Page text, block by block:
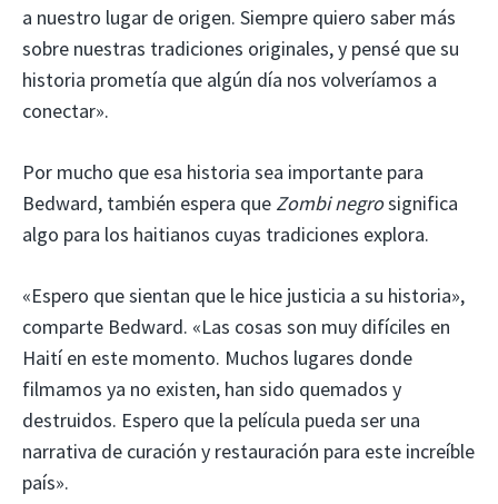
a nuestro lugar de origen. Siempre quiero saber más
sobre nuestras tradiciones originales, y pensé que su
historia prometía que algún día nos volveríamos a
conectar».
Por mucho que esa historia sea importante para
Bedward, también espera que Zombi negrosignifica
algo para los haitianos cuyas tradiciones explora.
«Espero que sientan que le hice justicia a su historia»,
comparte Bedward. «Las cosas son muy difíciles en
Haití en este momento. Muchos lugares donde
filmamos ya no existen, han sido quemados y
destruidos. Espero que la película pueda ser una
narrativa de curación y restauración para este increíble
país».